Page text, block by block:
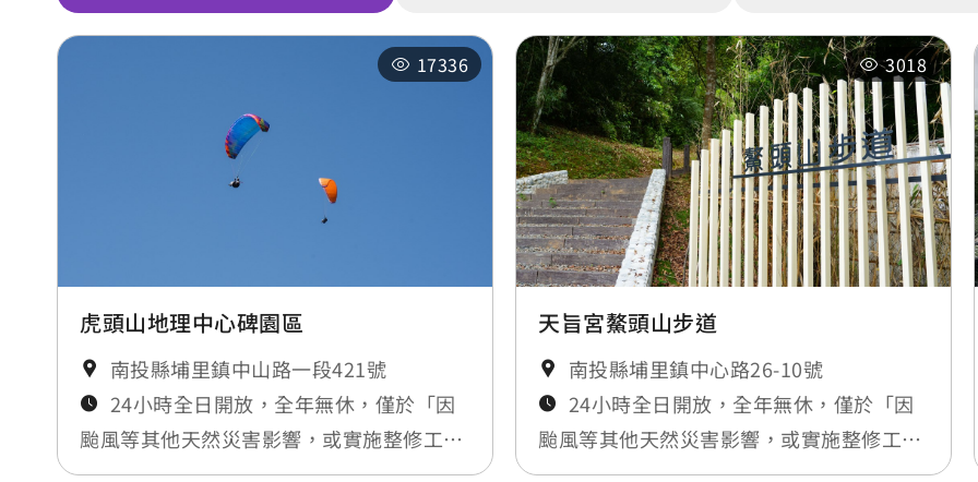
17336
虎頭山地理中心碑園區
南投縣埔里鎮中山路一段421號
24小時全日開放，全年無休，僅於「因
颱風等其他天然災害影響，或實施整修工程
時」暫時封閉，將公告於最新消息
3018
天旨宮鰲頭山步道
南投縣埔里鎮中心路26-10號
24小時全日開放，全年無休，僅於「因
颱風等其他天然災害影響，或實施整修工程
時」暫時封閉，將公告於最新消息